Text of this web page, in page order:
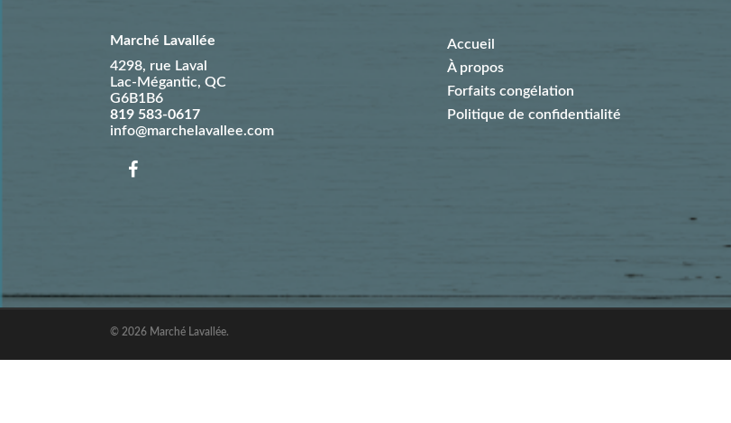
Marché Lavallée
4298, rue Laval
Lac-Mégantic, QC
G6B1B6
819 583-0617
info@marchelavallee.com
Accueil
À propos
Forfaits congélation
Politique de confidentialité
© 2026 Marché Lavallée.